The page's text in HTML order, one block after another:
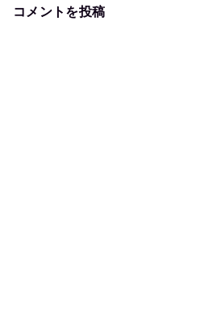
コメントを投稿